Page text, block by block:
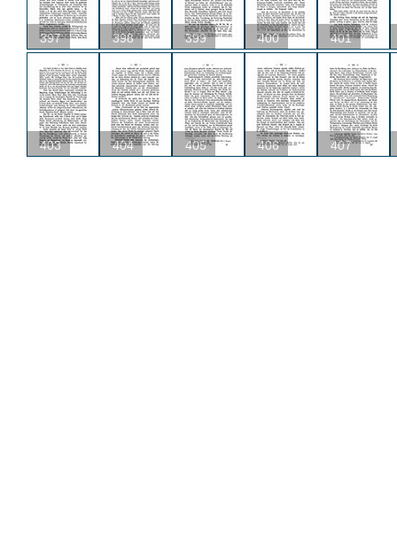
397 398 399 400 401
403 404 405 406 407